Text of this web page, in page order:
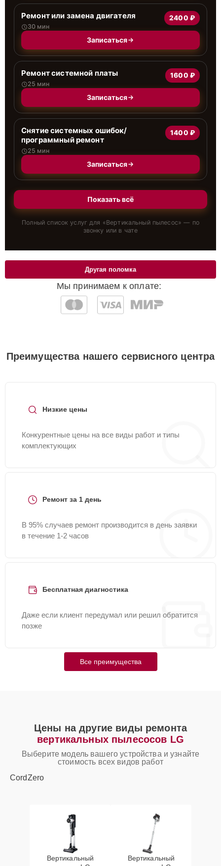
Ремонт или замена двигателя
30 мин
2400 ₽
Записаться
Ремонт системной платы
25 мин
1600 ₽
Записаться
Снятие системных ошибок/
программный ремонт
25 мин
1400 ₽
Записаться
Показать всё
Полный список услуг для «Вертикальный пылесос» — по
звонку или в чате
Мы принимаем к оплате:
Другая поломка
Преимущества нашего сервисного центра
Низкие цены
Конкурентные цены на все виды работ и типы
комплектующих
Ремонт за 1 день
В 95% случаев ремонт производится в день заявки
в течение 1-2 часов
Бесплатная диагностика
Даже если клиент передумал или решил обратится
позже
Все преимущества
Цены на другие виды ремонта
вертикальных пылесосов LG
Выберите модель вашего устройства и узнайте
стоимость всех видов работ
CordZero
Вертикальный
Вертикальный